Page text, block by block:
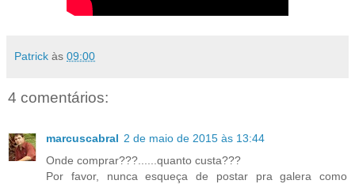
Patrick às 09:00
4 comentários:
marcuscabral 2 de maio de 2015 às 13:44
Onde comprar???......quanto custa???
Por favor, nunca esqueça de postar pra galera como